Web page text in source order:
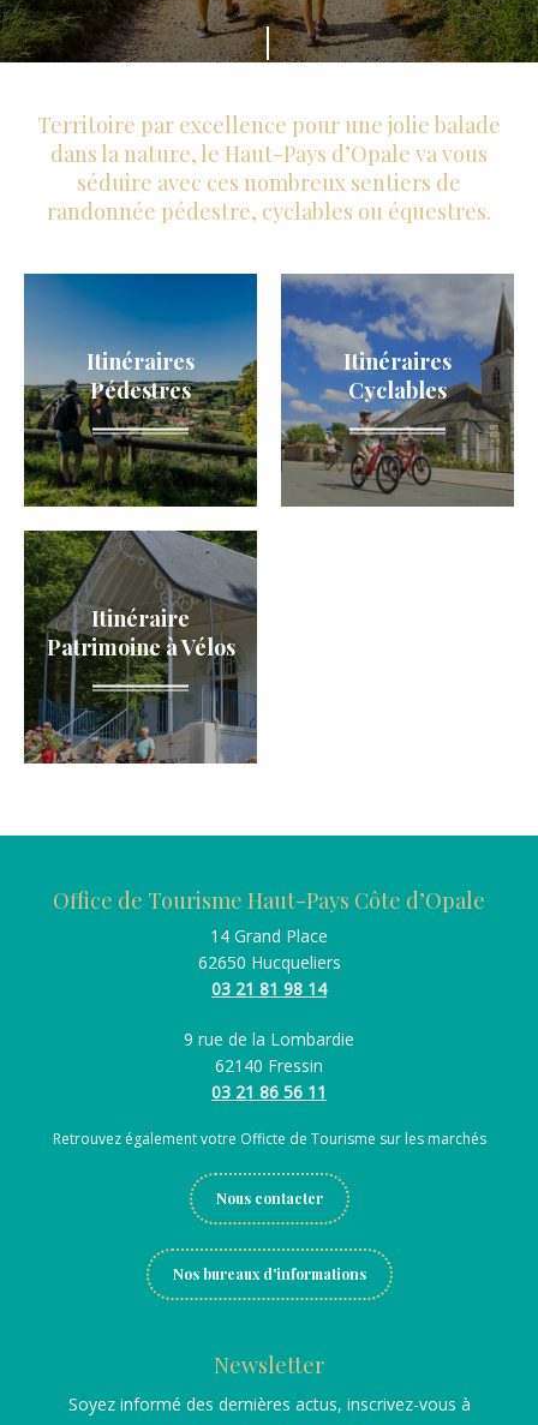
s
m
u
y
s
d
O
p
a
l
F
i
t
e
s
Territoire par excellence pour une jolie balade
dans la nature, le Haut-Pays d’Opale va vous
séduire avec ces nombreux sentiers de
randonnée pédestre, cyclables ou équestres.
Itinéraires
Pédestres
Itinéraires
Cyclables
Itinéraire
Patrimoine à Vélos
Office de Tourisme Haut-Pays Côte d’Opale
14 Grand Place
62650 Hucqueliers
03 21 81 98 14
9 rue de la Lombardie
62140 Fressin
03 21 86 56 11
Retrouvez également votre Officte de Tourisme sur les marchés
Nous contacter
Nos bureaux d'informations
Newsletter
Soyez informé des dernières actus, inscrivez-vous à